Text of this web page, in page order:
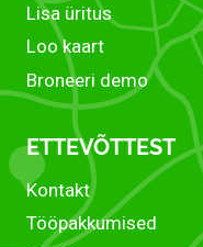
Lisa üritus
Loo kaart
Broneeri demo
ETTEVÕTTEST
Kontakt
Tööpakkumised